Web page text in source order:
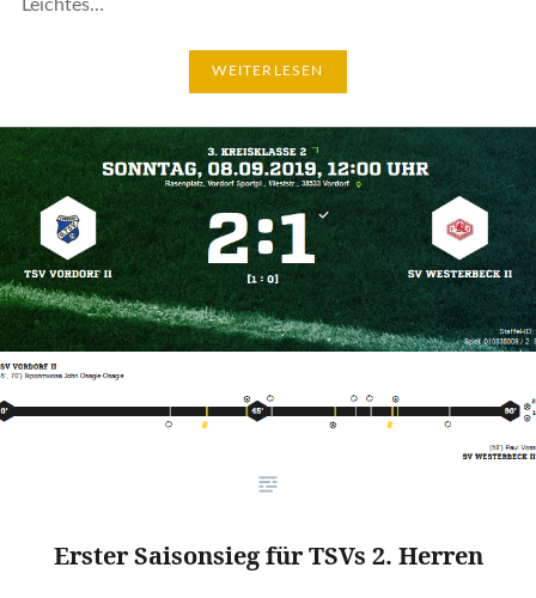
Leichtes…
WEITERLESEN
Erster Saisonsieg für TSVs 2. Herren